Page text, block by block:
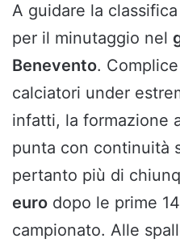
A guidare la
per il minutaggio nel
Benevento.
calciatori under
infatti, la formazione
punta con continuità
pertanto più di
euro dopo le prime
campionato. Alle